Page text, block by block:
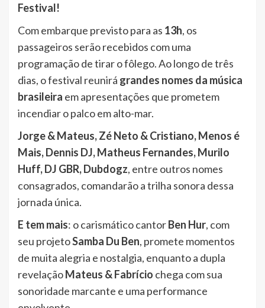
Festival!
Com embarque previsto para as 13h, os
passageiros serão recebidos com uma
programação de tirar o fôlego. Ao longo de três
dias, o festival reunirá grandes nomes da música
brasileira em apresentações que prometem
incendiar o palco em alto-mar.
Jorge & Mateus, Zé Neto & Cristiano, Menos é
Mais, Dennis DJ, Matheus Fernandes, Murilo
Huff, DJ GBR, Dubdogz, entre outros nomes
consagrados, comandarão a trilha sonora dessa
jornada única.
E tem mais: o carismático cantorBen Hur, com
seu projetoSamba Du Ben, promete momentos
de muita alegria e nostalgia, enquanto a dupla
revelaçãoMateus & Fabrício chega com sua
sonoridade marcante e uma performance